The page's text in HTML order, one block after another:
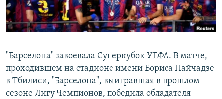
Հայերեն
English
Русский
Все сайты Радио Азатутюн
"Барселона" завоевала Суперкубок УЕФА. В матче,
проходившем на стадионе имени Бориса Пайчадзе
в Тбилиси, "Барселона", выигравшая в прошлом
сезоне Лигу Чемпионов, победила обладателя